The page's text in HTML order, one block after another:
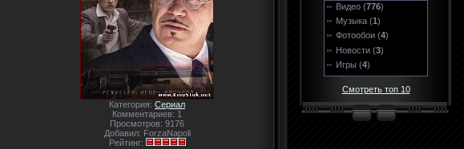
Категория: Сериал
Комментариев: 1
Просмотров: 9176
Добавил: ForzaNapoli
Рейтинг:
Видео (776)
Музыка (1)
Фотообои (4)
Новости (3)
Игры (4)
Смотреть топ 10